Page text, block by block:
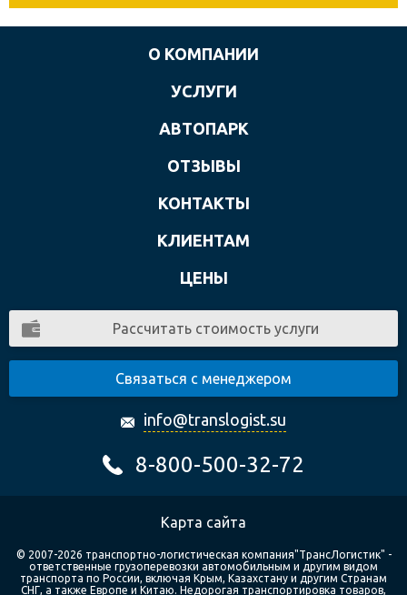
О КОМПАНИИ
УСЛУГИ
АВТОПАРК
ОТЗЫВЫ
КОНТАКТЫ
КЛИЕНТАМ
ЦЕНЫ
Рассчитать стоимость услуги
Связаться с менеджером
info@translogist.su
8-800-500-32-72
Карта сайта
© 2007-2026 транспортно-логистическая компания"ТрансЛогистик" -
ответственные грузоперевозки автомобильным и другим видом
транспорта по России, включая Крым, Казахстану и другим Странам
СНГ, а также Европе и Китаю. Недорогая транспортировка товаров,